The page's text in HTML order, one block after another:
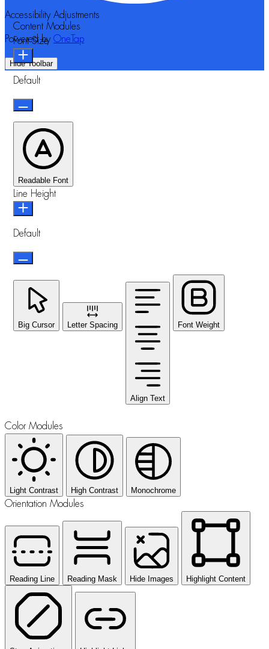
Accessibility Adjustments
Powered by OneTap
Hide Toolbar
Content Modules
Font Size
Default
Readable Font
Line Height
Default
Big Cursor Letter Spacing
Align Text
Font Weight
Color Modules
Light Contrast High Contrast Monochrome
Orientation Modules
Reading Line Reading Mask Hide Images Highlight Content